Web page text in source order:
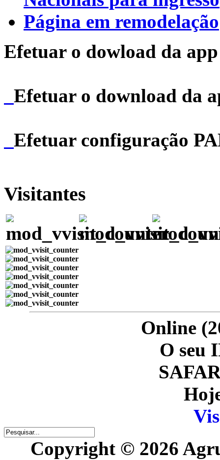
Página em remodelação
Efetuar o dowload da
Efetuar o download da
Efetuar configuração
Visitantes
Online
O seu
Copyright © 2026